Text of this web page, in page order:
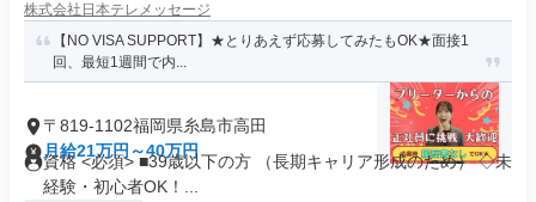
株式会社日本テレメッセージ
【NO VISA SUPPORT】★とりあえず応募してみたもOK★面接1
回、最短1週間で内...
〒819-1102福岡県糸島市高田
月給21万円～40万円
資格 <必須> ■39歳以下の方 （長期キャリア形成のため） ◇未
経験・初心者OK！...